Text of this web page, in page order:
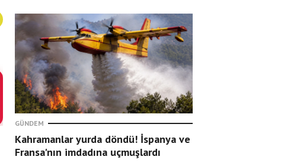
GÜNDEM
Kahramanlar yurda döndü! İspanya ve
Fransa'nın imdadına uçmuşlardı